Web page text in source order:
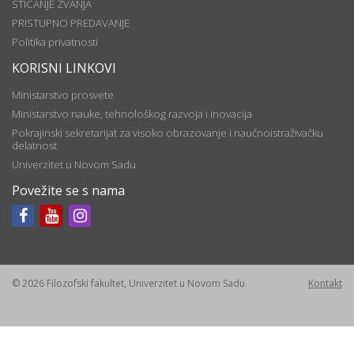
STICANJE ZVANJA
PRISTUPNO PREDAVANJE
Politika privatnosti
KORISNI LINKOVI
Ministarstvo prosvete
Ministarstvo nauke, tehnološkog razvoja i inovacija
Pokrajinski sekretarijat za visoko obrazovanje i naučnoistraživačku
delatnost
Univerzitet u Novom Sadu
Povežite se s nama
© 2026 Filozofski fakultet, Univerzitet u Novom Sadu Kontakt